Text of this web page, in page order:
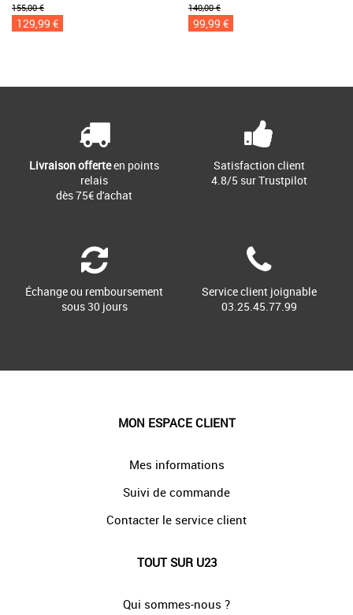
155,00 €
129,99 €
140,00 €
99,99 €
Livraison offerteen points
relais
dès 75€ d'achat
Satisfaction client
4.8/5 sur Trustpilot
Échange ou remboursement
sous 30 jours
Service client joignable
03.25.45.77.99
MON ESPACE CLIENT
Mes informations
Suivi de commande
Contacter le service client
TOUT SUR U23
Qui sommes-nous ?